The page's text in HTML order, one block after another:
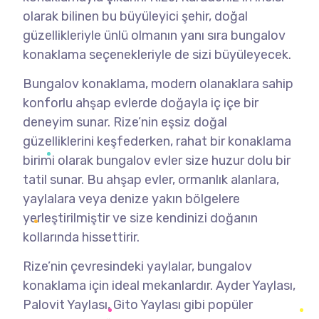
olarak bilinen bu büyüleyici şehir, doğal
güzellikleriyle ünlü olmanın yanı sıra bungalov
konaklama seçenekleriyle de sizi büyüleyecek.
Bungalov konaklama, modern olanaklara sahip
konforlu ahşap evlerde doğayla iç içe bir
deneyim sunar. Rize’nin eşsiz doğal
güzelliklerini keşfederken, rahat bir konaklama
birimi olarak bungalov evler size huzur dolu bir
tatil sunar. Bu ahşap evler, ormanlık alanlara,
yaylalara veya denize yakın bölgelere
yerleştirilmiştir ve size kendinizi doğanın
kollarında hissettirir.
Rize’nin çevresindeki yaylalar, bungalov
konaklama için ideal mekanlardır. Ayder Yaylası,
Palovit Yaylası, Gito Yaylası gibi popüler